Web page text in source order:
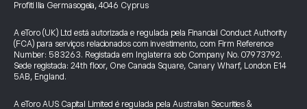
Profiti Ilia Germasogeia, 4046 Cyprus
A eToro (UK) Ltd está autorizada e regulada pela Financial Conduct Authority
(FCA) para serviços relacionados com investimento, com Firm Reference
Number: 583263. Registada em Inglaterra sob Company No. 07973792.
Sede registada: 24th floor, One Canada Square, Canary Wharf, London E14
5AB, England.
A eToro AUS Capital Limited é regulada pela Australian Securities &